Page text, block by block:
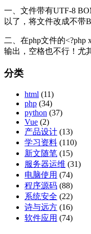
一、文件带有UTF-8
以了，将文件改成不带
二、在php文件的
输出，空格也不行！
分类
html (11)
php (34)
python (37)
Vue (2)
产品设计 (13)
学习资料 (110)
新文随笔 (15)
服务器运维 (31)
电脑使用 (74)
程序源码 (88)
系统安全 (22)
诗与远方 (16)
软件应用 (74)